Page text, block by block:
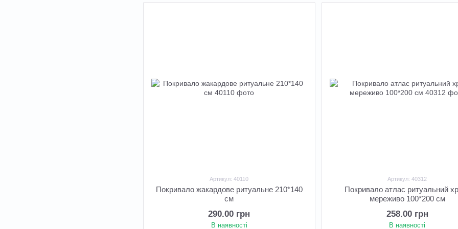
Артикул: 40110
Покривало жакардове ритуальне 210*140
см
290.00 грн
В наявності
Артикул: 40312
Покривало атлас ритуальний
мереживо 100*200 см
258.00 грн
В наявності